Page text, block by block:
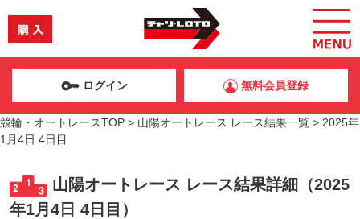
ログイン 無料会員登録
競輪・オートレースTOP > 山陽オートレース レース結果一覧 > 2025年
1月4日 4日目
山陽オートレース レース結果詳細（2025
年1月4日 4日目）